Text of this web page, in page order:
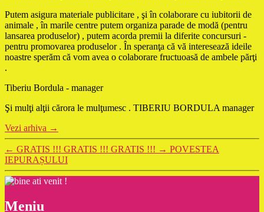
Putem asigura materiale publicitare , şi în colaborare cu iubitorii de
animale , în marile centre putem organiza parade de modă (pentru
lansarea produselor) , putem acorda premii la diferite concursuri -
pentru promovarea produselor . În speranţa că vă interesează ideile
noastre sperăm că vom avea o colaborare fructuoasă de ambele părţi
.
Tiberiu Bordula - manager
Şi mulţi alţii cărora le mulţumesc . TIBERIU BORDULA manager
Vezi arhiva →
← GRATIS !!! GRATIS !!! GRATIS !!! → POVESTEA
IEPURAȘULUI
Meniu